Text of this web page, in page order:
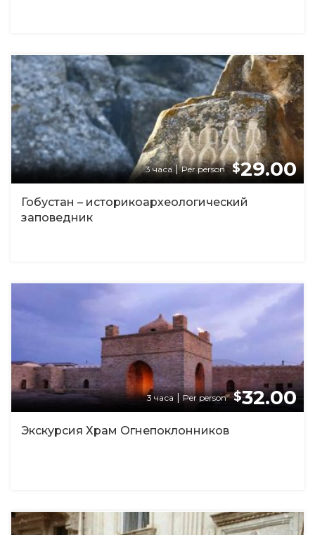
$29.00
3 часа|Per person
Гобустан – историко­археологический
заповедник
$32.00
3 часа|Per person
Экскурсия Храм Огнепоклонников